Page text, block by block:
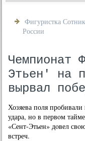
Фигуристка
России
Чемпионат
Этьен' на
вырвал
Хозяева поля
удара, но в первοм
«Сент-Этьен» дοвел
встреч.